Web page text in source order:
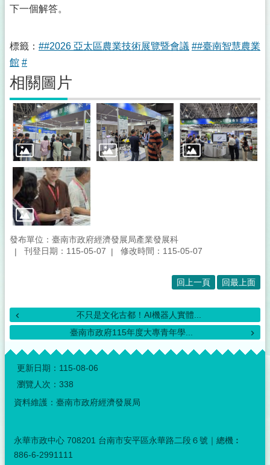
下一個解答。
標籤： ##2026 亞太區農業技術展覽暨會議 ##臺南智慧農業
館 #
相關圖片
發布單位：臺南市政府經濟發展局產業發展科
刊登日期：115-05-07
修改時間：115-05-07
回上一頁 回最上面
不只是文化古都！AI機器人實體...
臺南市政府115年度大專青年學...
:::
更新日期： 115-08-06
瀏覽人次： 338
資料維護：臺南市政府經濟發展局
永華市政中心 708201 台南市安平區永華路二段６號｜總機︰
886-6-2991111